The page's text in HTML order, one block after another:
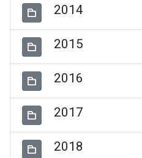
2014
2015
2016
2017
2018